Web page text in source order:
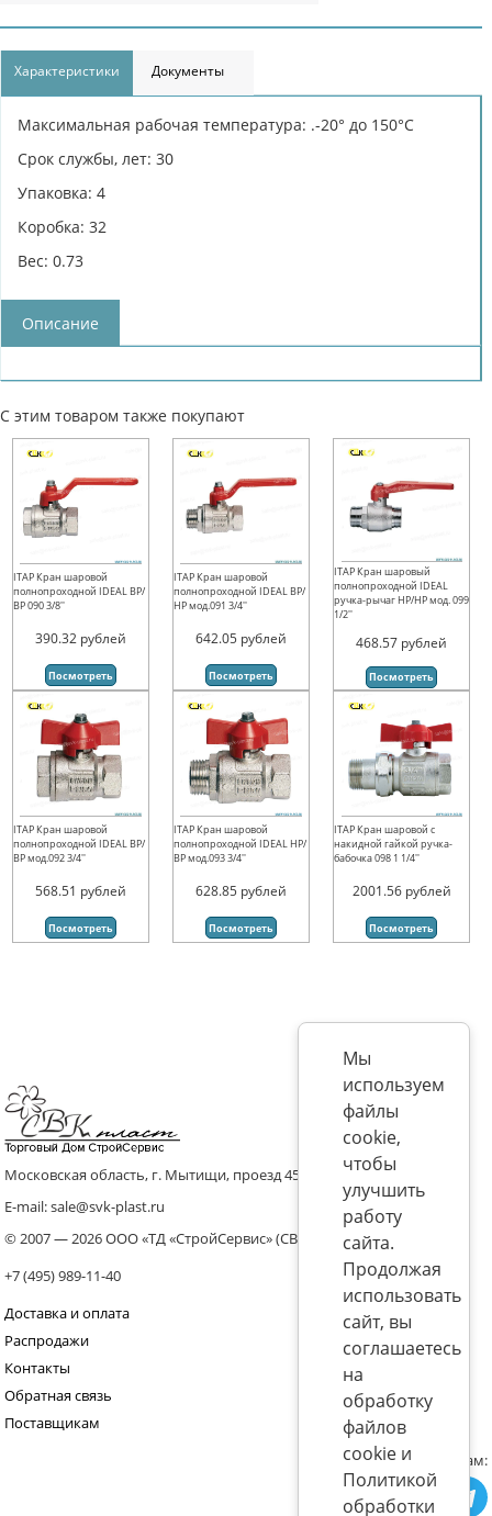
Характеристики Документы
Максимальная рабочая температура: .-20° до 150°С
Срок службы, лет: 30
Упаковка: 4
Коробка: 32
Вес: 0.73
Описание
С этим товаром также покупают
ITAP Кран шаровой
полнопроходной IDEAL ВР/
ВР 090 3/8''
390.32 рублей
Посмотреть
ITAP Кран шаровой
полнопроходной IDEAL ВР/
НР мод.091 3/4''
642.05 рублей
Посмотреть
ITAP Кран шаровый
полнопроходной IDEAL
ручка-рычаг НР/НР мод. 099
1/2''
468.57 рублей
Посмотреть
ITAP Кран шаровой
полнопроходной IDEAL ВР/
ВР мод.092 3/4''
568.51 рублей
Посмотреть
ITAP Кран шаровой
полнопроходной IDEAL НР/
ВР мод.093 3/4''
628.85 рублей
Посмотреть
ITAP Кран шаровой с
накидной гайкой ручка-
бабочка 098 1 1/4''
2001.56 рублей
Посмотреть
Московская область, г. Мытищи, проезд 4536 владение 8, стр.10
E-mail: sale@svk-plast.ru
© 2007 — 2026 ООО «ТД «СтройСервис» (СВК)
+7 (495) 989-11-40
Доставка и оплата
Распродажи
Контакты
Обратная связь
Поставщикам
Присоединяйтесь к нам:
Мы
используем
файлы
cookie,
чтобы
улучшить
работу
сайта.
Продолжая
использовать
сайт, вы
соглашаетесь
на
обработку
файлов
cookie и
Политикой
обработки